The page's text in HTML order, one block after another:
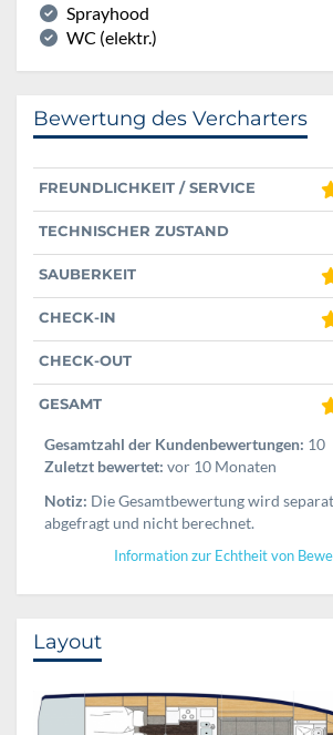
Sprayhood
WC (elektr.)
Bewertung des Vercharters
FREUNDLICHKEIT / SERVICE
TECHNISCHER ZUSTAND
SAUBERKEIT
CHECK-IN
CHECK-OUT
GESAMT
Gesamtzahl der Kundenbewertungen: 10
Zuletzt bewertet: vor 10 Monaten
Notiz: Die Gesamtbewertung wird
abgefragt und nicht berechnet.
Information zur Echtheit von
Layout